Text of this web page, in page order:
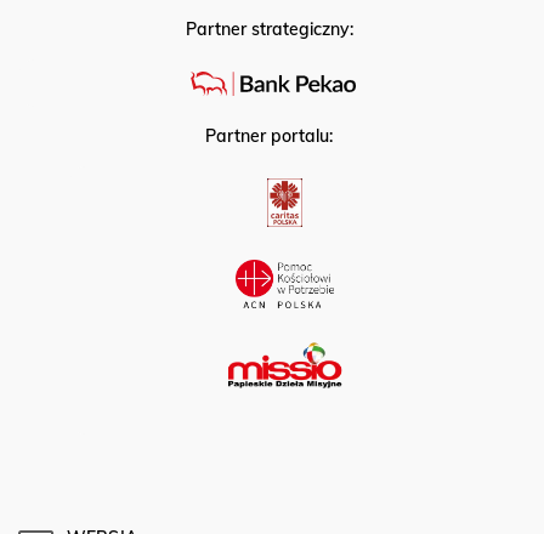
Partner strategiczny:
Partner portalu: